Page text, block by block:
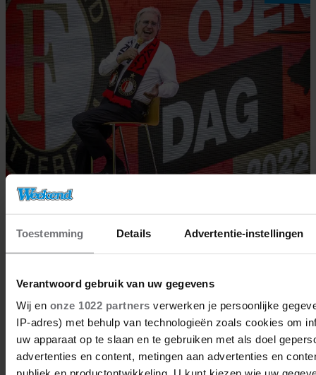
Toestemming Details Advertentie-instellingen
Verantwoord gebruik van uw gegevens
Wij en onze 1022 partners verwerken je persoonlijke
IP-adres) met behulp van technologieën zoals cookies om
uw apparaat op te slaan en te gebruiken met als doel
advertenties en content, metingen aan advertenties en
20/02/2023
LEE TOWERS WEER THUIS: ‘ENORM
GEMOTIVEERD OM SNEL TE
HERSTELLEN’